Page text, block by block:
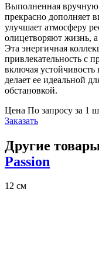
Выполненная вручную
прекрасно дополняет
улучшает атмосферу
олицетворяют жизнь,
Эта энергичная
привлекательность с
включая
делает ее идеальной
обстановкой.
Цена По запросу за 1
Заказать
Другие
Passion
12 см